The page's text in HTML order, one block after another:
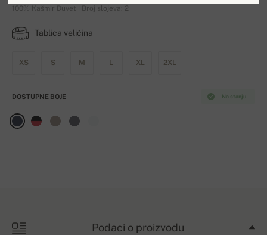
100% Kašmir Duvet | Broj slojeva: 2
Tablica veličina
XS S M L XL 2XL
Na stanju
DOSTUPNE BOJE
Podaci o proizvodu